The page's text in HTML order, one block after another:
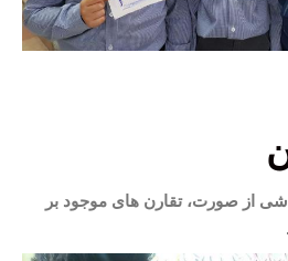
از صورت، تقارن های موجود بر